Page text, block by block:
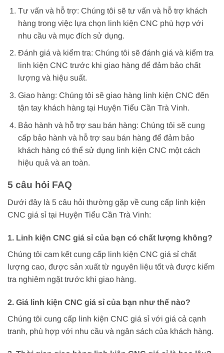
Tư vấn và hỗ trợ: Chúng tôi sẽ tư vấn và hỗ trợ khách
hàng trong việc lựa chọn linh kiện CNC phù hợp với
nhu cầu và mục đích sử dụng.
Đánh giá và kiểm tra: Chúng tôi sẽ đánh giá và kiểm tra
linh kiện CNC trước khi giao hàng để đảm bảo chất
lượng và hiệu suất.
Giao hàng: Chúng tôi sẽ giao hàng linh kiện CNC đến
tận tay khách hàng tại Huyện Tiểu Cần Trà Vinh.
Bảo hành và hỗ trợ sau bán hàng: Chúng tôi sẽ cung
cấp bảo hành và hỗ trợ sau bán hàng để đảm bảo
khách hàng có thể sử dụng linh kiện CNC một cách
hiệu quả và an toàn.
5 câu hỏi FAQ
Dưới đây là 5 câu hỏi thường gặp về cung cấp linh kiện
CNC giá sỉ tại Huyện Tiểu Cần Trà Vinh:
1. Linh kiện CNC giá sỉ của bạn có chất lượng không?
Chúng tôi cam kết cung cấp linh kiện CNC giá sỉ chất
lượng cao, được sản xuất từ nguyên liệu tốt và được kiểm
tra nghiêm ngặt trước khi giao hàng.
2. Giá linh kiện CNC giá sỉ của bạn như thế nào?
Chúng tôi cung cấp linh kiện CNC giá sỉ với giá cả cạnh
tranh, phù hợp với nhu cầu và ngân sách của khách hàng.